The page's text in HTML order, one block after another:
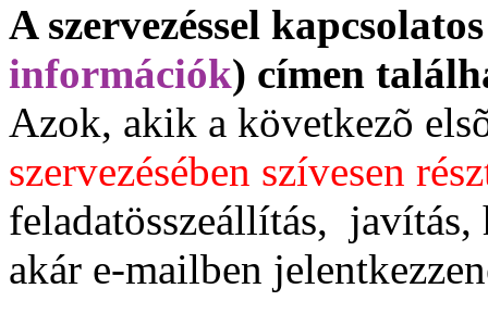
A szervezéssel
információk) címen
Azok, akik a következõ
szervezésében szívesen
feladatösszeállítás, javítás,
akár e-mailben